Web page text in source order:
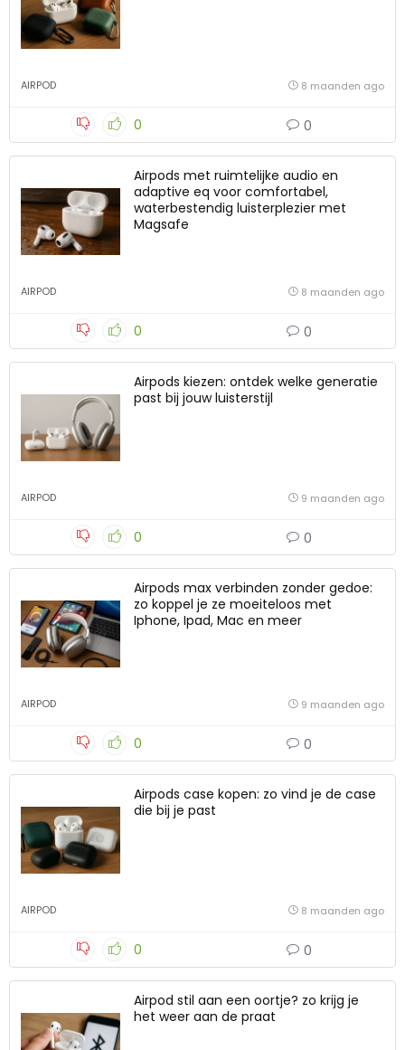
AIRPOD 8 maanden ago
0 0
Airpods met ruimtelijke audio en
adaptive eq voor comfortabel,
waterbestendig luisterplezier met
Magsafe
AIRPOD 8 maanden ago
0 0
Airpods kiezen: ontdek welke generatie
past bij jouw luisterstijl
AIRPOD 9 maanden ago
0 0
Airpods max verbinden zonder gedoe:
zo koppel je ze moeiteloos met
Iphone, Ipad, Mac en meer
AIRPOD 9 maanden ago
0 0
Airpods case kopen: zo vind je de case
die bij je past
AIRPOD 8 maanden ago
0 0
Airpod stil aan een oortje? zo krijg je
het weer aan de praat